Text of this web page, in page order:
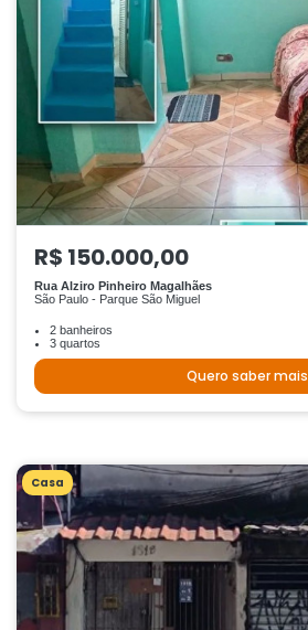
R$ 150.000,00
Rua Alziro Pinheiro Magalhães
São Paulo - Parque São Miguel
2 banheiros
3 quartos
Quero saber mais
Casa